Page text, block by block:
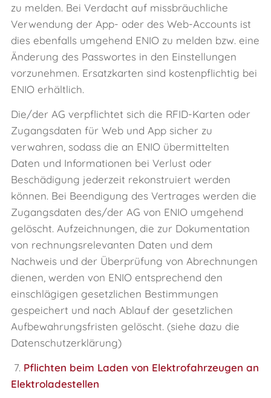
zu melden. Bei Verdacht auf missbräuchliche
Verwendung der App- oder des Web-Accounts ist
dies ebenfalls umgehend ENIO zu melden bzw. eine
Änderung des Passwortes in den Einstellungen
vorzunehmen. Ersatzkarten sind kostenpflichtig bei
ENIO erhältlich.
Die/der AG verpflichtet sich die RFID-Karten oder
Zugangsdaten für Web und App sicher zu
verwahren, sodass die an ENIO übermittelten
Daten und Informationen bei Verlust oder
Beschädigung jederzeit rekonstruiert werden
können. Bei Beendigung des Vertrages werden die
Zugangsdaten des/der AG von ENIO umgehend
gelöscht. Aufzeichnungen, die zur Dokumentation
von rechnungsrelevanten Daten und dem
Nachweis und der Überprüfung von Abrechnungen
dienen, werden von ENIO entsprechend den
einschlägigen gesetzlichen Bestimmungen
gespeichert und nach Ablauf der gesetzlichen
Aufbewahrungsfristen gelöscht. (siehe dazu die
Datenschutzerklärung)
7. Pflichten beim Laden von Elektrofahrzeugen an
Elektroladestellen